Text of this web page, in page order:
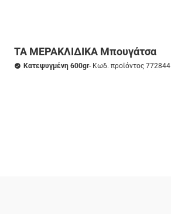
ΤΑ ΜΕΡΑΚΛΙΔΙΚΑ Μπουγάτσα
Κατεψυγμένη 600gr- Κωδ. προϊόντος 772844